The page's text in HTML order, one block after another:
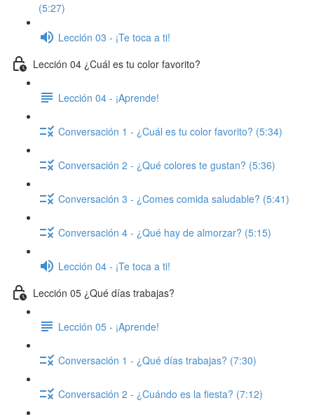
(5:27)
Lección 03 - ¡Te toca a ti!
Lección 04 ¿Cuál es tu color favorito?
Lección 04 - ¡Aprende!
Conversación 1 - ¿Cuál es tu color favorito? (5:34)
Conversación 2 - ¿Qué colores te gustan? (5:36)
Conversación 3 - ¿Comes comida saludable? (5:41)
Conversación 4 - ¿Qué hay de almorzar? (5:15)
Lección 04 - ¡Te toca a ti!
Lección 05 ¿Qué días trabajas?
Lección 05 - ¡Aprende!
Conversación 1 - ¿Qué días trabajas? (7:30)
Conversación 2 - ¿Cuándo es la fiesta? (7:12)